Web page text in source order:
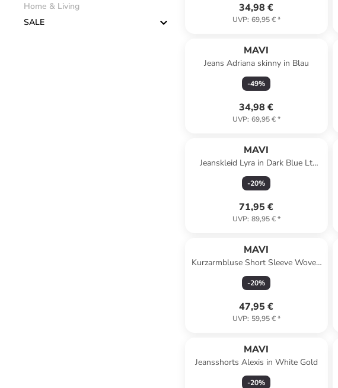
Home & Living
SALE
34,98 €
UVP: 69,95 €*
MAVI
Jeans Adriana skinny in Blau
-49%
34,98 €
UVP: 69,95 €*
MAVI
Jeanskleid Lyra in Dark Blue Lt
Denim
-20%
71,95 €
UVP: 89,95 €*
MAVI
Kurzarmbluse Short Sleeve Woven
in Small Stroke Shell Print
-20%
47,95 €
UVP: 59,95 €*
MAVI
Jeansshorts Alexis in White Gold
-20%